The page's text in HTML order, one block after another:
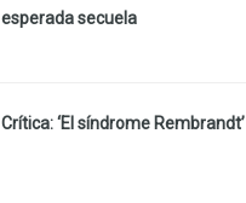
esperada secuela
Crítica: ‘El síndrome Rembrandt’